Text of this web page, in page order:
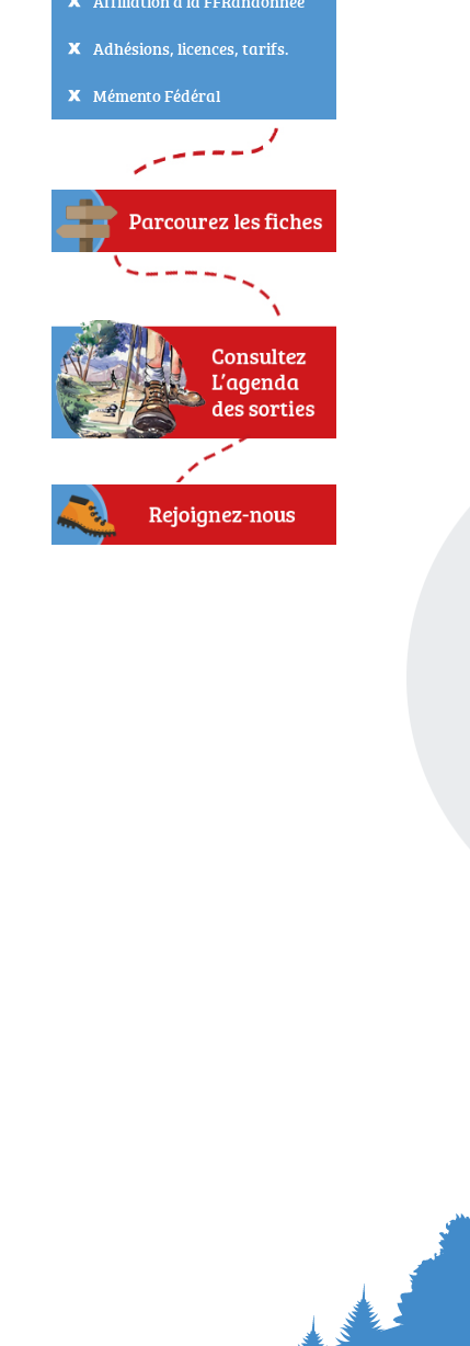
Adhésions, licences, tarifs.
Mémento Fédéral